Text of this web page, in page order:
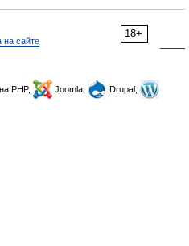
18+
на сайте
PHP, Joomla,
Drupal,